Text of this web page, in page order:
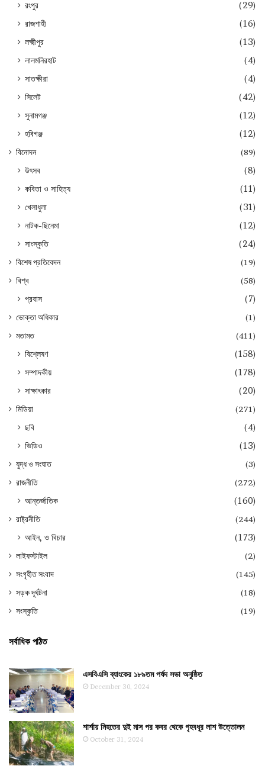
রংপুর
(29)
রাজশাহী
(16)
লক্ষ্মীপুর
(13)
লালমনিরহাট
(4)
সাতক্ষীরা
(4)
সিলেট
(42)
সুনামগঞ্জ
(12)
হবিগঞ্জ
(12)
বিনোদন (89)
উৎসব
(8)
কবিতা ও সাহিত্য
(11)
খেলাধুলা
(31)
নাটক-ছিনেমা
(12)
সাংস্কৃতি
(24)
বিশেষ প্রতিবেদন
(19)
বিশ্ব
(58)
প্রবাস (7)
ভোক্তা অধিকার
(1)
মতামত
(411)
বিশ্লেষণ
(158)
সম্পাদকীয়
(178)
সাক্ষাৎকার
(20)
মিডিয়া (271)
ছবি
(4)
ভিডিও
(13)
যুদ্ধ ও সংঘাত
(3)
রাজনীতি
(272)
আন্তর্জাতিক (160)
রাষ্ট্রনীতি (244)
আইন, ও বিচার (173)
লাইফস্টাইল
(2)
সংগৃহীত সংবাদ
(145)
সড়ক দূর্ঘটনা
(18)
সংস্কৃতি
(19)
সর্বাধিক পঠিত
এসবিএসি ব্যাংকের ১৮৯তম পর্ষদ সভা অনুষ্ঠিত
December 30, 2024
শার্শায় নিহতের দুই মাস পর কবর থেকে গৃহবধূর লাশ উত্তোলন
October 31, 2024